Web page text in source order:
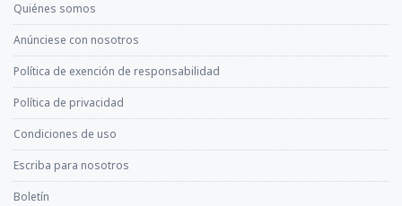
Quiénes somos
Anúnciese con nosotros
Política de exención de responsabilidad
Política de privacidad
Condiciones de uso
Escriba para nosotros
Boletín